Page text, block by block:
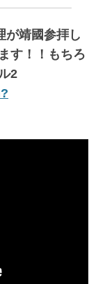
が靖國参拝し
す！！もちろ
2